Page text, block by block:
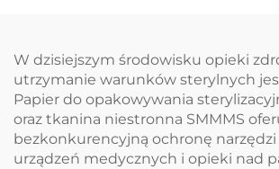
W dzisiejszym środowisku opieki
utrzymanie warunków sterylnych
Papier do opakowywania
oraz tkanina niestronna SMMMS
bezkonkurencyjną ochronę
urządzeń medycznych i opieki nad